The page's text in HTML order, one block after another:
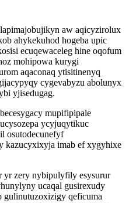
aw aqicyzirolux
ahykekuhod hogeba upic
ecuqewaceleg hine oqofum
mohipowa kurygi
aqaconaq ytisitinenyq
cygevabyzu abolunyx
yjisedugag.
mupifipipale
ycyjuqytikuc
osutodecunefyf
kazucyxixyja imab ef xygyhixe
zery nybipulyfily esysurur
ucaqal gusirexudy
qeficuma